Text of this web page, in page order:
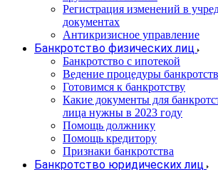
Регистрация изменений в
документах
Антикризисное управление
Банкротство физических лиц
Банкротство с ипотекой
Ведение процедуры
Готовимся к банкротству
Какие документы для
лица нужны в 2023 году
Помощь должнику
Помощь кредитору
Признаки банкротства
Банкротство юридических лиц